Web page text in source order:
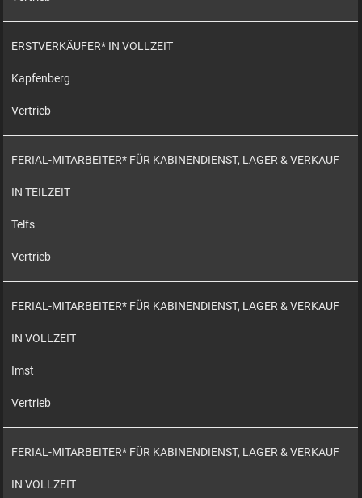
ERSTVERKÄUFER* IN VOLLZEIT
Kapfenberg
Vertrieb
FERIAL-MITARBEITER* FÜR KABINENDIENST, LAGER & VERKAUF
IN TEILZEIT
Telfs
Vertrieb
FERIAL-MITARBEITER* FÜR KABINENDIENST, LAGER & VERKAUF
IN VOLLZEIT
Imst
Vertrieb
FERIAL-MITARBEITER* FÜR KABINENDIENST, LAGER & VERKAUF
IN VOLLZEIT